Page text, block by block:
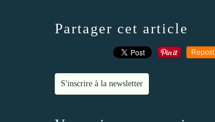
Partager cet article
Repost
S'inscrire à la newsletter